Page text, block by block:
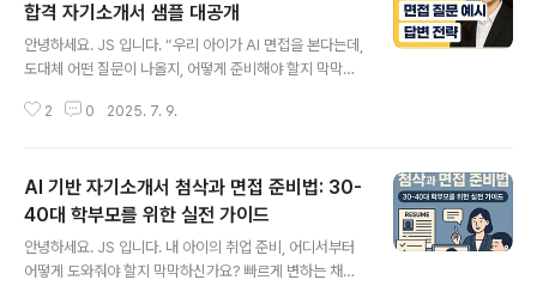
합격 자기소개서 샘플 대공개
안녕하세요. JS 입니다. “우리 아이가 AI 면접을 본다는데,
도대체 어떤 질문이 나올지, 어떻게 준비해야 할지 막막하
공감합니다. 이 글에서는 실제 AI 면접 질문 예시와 합격을
혜택을 약속드립니다. 실제 AI 면접 질문과 모범 답변 예시
최신 합격 자기소개서 샘플2025 AI 면접 트렌드와 실전
준비 전략 1-1. 2025년 AI 면접, 왜 중요한가?AI 면접이
란?AI 면접은 인공지능이 지원자의 표정, 음성, 답변 내용
2 0 2025. 7. 9.
AI 기반 자기소개서 첨삭과 면접 준비법: 30-
40대 학부모를 위한 실전 가이드
안녕하세요. JS 입니다. 내 아이의 취업 준비, 어디서부터
어떻게 도와줘야 할지 막막하신가요? 빠르게 변하는 채용